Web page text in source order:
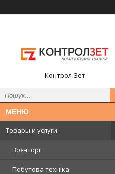
Контрол-Зет
Товары и услуги
Воєнторг
Побутова техніка